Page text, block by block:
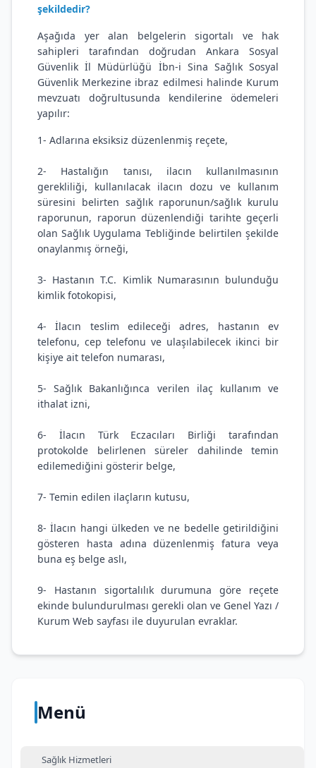
Menü
Sağlık Hizmetleri
şekildedir?
Aşağıda yer alan belgelerin sigortalı ve hak
sahipleri tarafından doğrudan Ankara Sosyal
Güvenlik İl Müdürlüğü İbn-i Sina Sağlık Sosyal
Güvenlik Merkezine ibraz edilmesi halinde Kurum
mevzuatı doğrultusunda kendilerine ödemeleri
yapılır:
1- Adlarına eksiksiz düzenlenmiş reçete,
2- Hastalığın tanısı, ilacın kullanılmasının
gerekliliği, kullanılacak ilacın dozu ve kullanım
süresini belirten sağlık raporunun/sağlık kurulu
raporunun, raporun düzenlendiği tarihte geçerli
olan Sağlık Uygulama Tebliğinde belirtilen şekilde
onaylanmış örneği,
3- Hastanın T.C. Kimlik Numarasının bulunduğu
kimlik fotokopisi,
4- İlacın teslim edileceği adres, hastanın ev
telefonu, cep telefonu ve ulaşılabilecek ikinci bir
kişiye ait telefon numarası,
5- Sağlık Bakanlığınca verilen ilaç kullanım ve
ithalat izni,
6- İlacın Türk Eczacıları Birliği tarafından
protokolde belirlenen süreler dahilinde temin
edilemediğini gösterir belge,
7- Temin edilen ilaçların kutusu,
8- İlacın hangi ülkeden ve ne bedelle getirildiğini
gösteren hasta adına düzenlenmiş fatura veya
buna eş belge aslı,
9- Hastanın sigortalılık durumuna göre reçete
ekinde bulundurulması gerekli olan ve Genel Yazı /
Kurum Web sayfası ile duyurulan evraklar.